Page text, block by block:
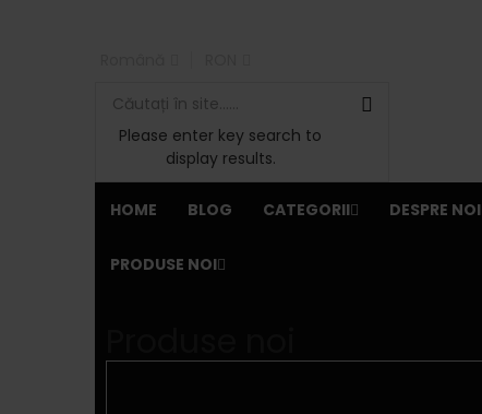
Please enter key search to
display results.
HOME BLOG CATEGORII DESPRE NOI
PRODUSE NOI